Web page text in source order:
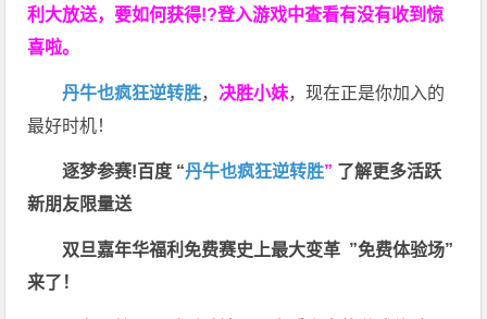
利大放送，要如何获得!?登入游戏中查看有没有收到惊
喜啦。
丹牛也疯狂逆转胜， 决胜小妹，现在正是你加入的
最好时机！
逐梦参赛!百度 “丹牛也疯狂逆转胜” 了解更多活跃
新朋友限量送
双旦嘉年华福利免费赛史上最大变革 ”免费体验场”
来了！